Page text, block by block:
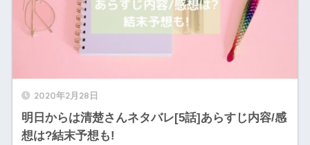
2020年2月28日
明日からは清楚さんネタバレ[5話]あらすじ内容/感
想は?結末予想も!